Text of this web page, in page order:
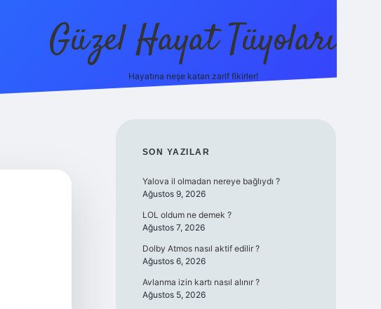
Güzel Hayat Tüyoları
Hayatına neşe katan zarif fikirler!
SIDEBAR
SON YAZILAR
Yalova il olmadan nereye bağlıydı ?
Ağustos 9, 2026
LOL oldum ne demek ?
Ağustos 7, 2026
Dolby Atmos nasıl aktif edilir ?
Ağustos 6, 2026
Avlanma izin kartı nasıl alınır ?
Ağustos 5, 2026